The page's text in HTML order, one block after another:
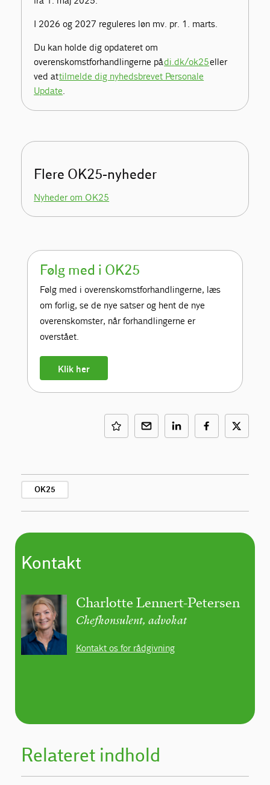
I 2026 og 2027 reguleres løn mv. pr. 1. marts.
Du kan holde dig opdateret om
overenskomstforhandlingerne pådi.dk/ok25eller
ved attilmelde dig nyhedsbrevet Personale
Update
Flere OK25-nyheder
Nyheder om OK25
Følg med i OK25
Følg med i overenskomstforhandlingerne, læs
om forlig, se de nye satser og hent de nye
overenskomster, når forhandlingerne er
overstået.
Klik her
OK25
Kontakt
Charlotte Lennert-Petersen
Chefkonsulent, advokat
Kontakt os for rådgivning
Relateret indhold